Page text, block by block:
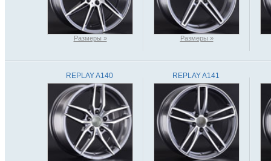
Размеры » Размеры »
REPLAY A140 REPLAY A141